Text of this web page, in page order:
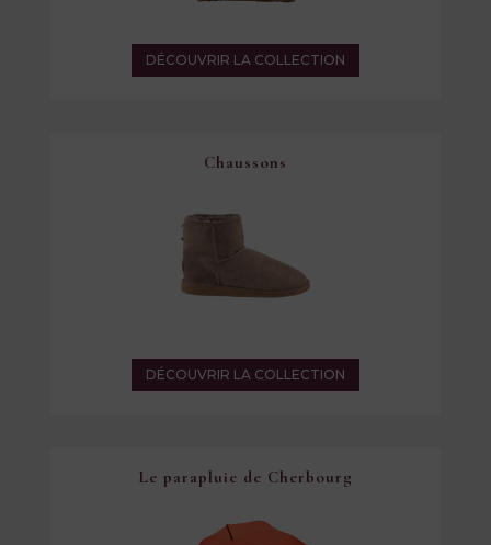
DÉCOUVRIR LA COLLECTION
Chaussons
DÉCOUVRIR LA COLLECTION
Le parapluie de Cherbourg